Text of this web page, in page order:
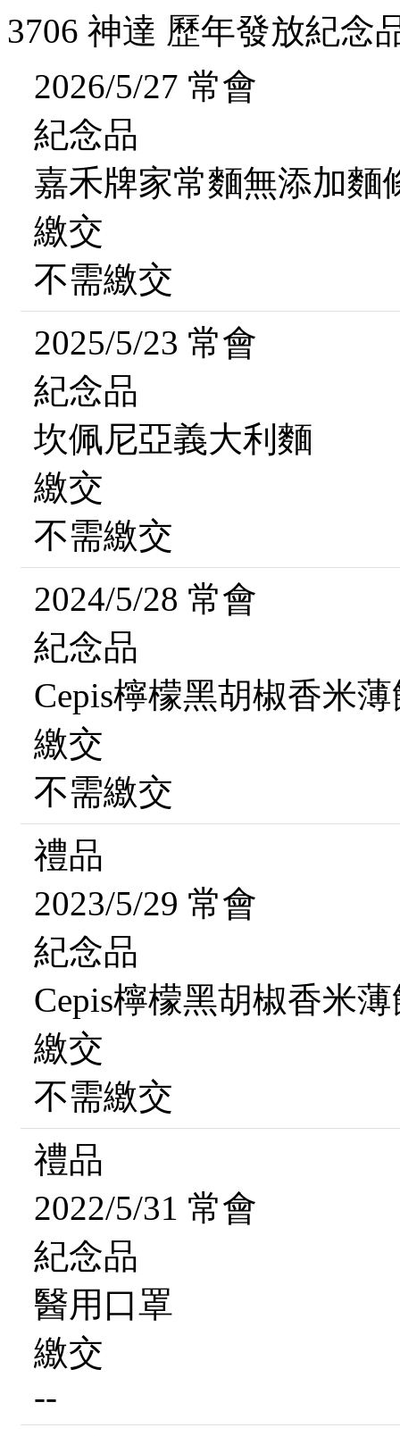
3706 神達 歷年發放紀念
2026/5/27 常會
紀念品
嘉禾牌家常麵無添加麵
繳交
不需繳交
2025/5/23 常會
紀念品
坎佩尼亞義大利麵
繳交
不需繳交
2024/5/28 常會
紀念品
Cepis檸檬黑胡椒香米
繳交
不需繳交
禮品
2023/5/29 常會
紀念品
Cepis檸檬黑胡椒香米
繳交
不需繳交
禮品
2022/5/31 常會
紀念品
醫用口罩
繳交
--